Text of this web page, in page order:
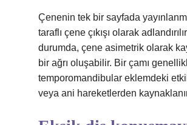
Çenenin tek bir sayfada
taraflı çene çıkışı olarak
durumda, çene asimetrik olarak
bir ağrı oluşabilir. Bir çamı
temporomandibular eklemdeki
veya ani hareketlerden